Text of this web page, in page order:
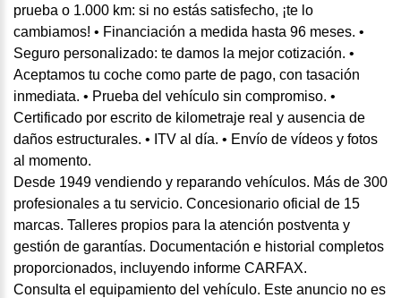
prueba o 1.000 km: si no estás satisfecho, ¡te lo
cambiamos! • Financiación a medida hasta 96 meses. •
Seguro personalizado: te damos la mejor cotización. •
Aceptamos tu coche como parte de pago, con tasación
inmediata. • Prueba del vehículo sin compromiso. •
Certificado por escrito de kilometraje real y ausencia de
daños estructurales. • ITV al día. • Envío de vídeos y fotos
al momento.
Desde 1949 vendiendo y reparando vehículos. Más de 300
profesionales a tu servicio. Concesionario oficial de 15
marcas. Talleres propios para la atención postventa y
gestión de garantías. Documentación e historial completos
proporcionados, incluyendo informe CARFAX.
Consulta el equipamiento del vehículo. Este anuncio no es